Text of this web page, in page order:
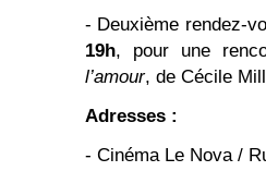
- Deuxième rendez-
19h, pour une
l’amour, de Cécile
Adresses :
- Cinéma Le Nova /